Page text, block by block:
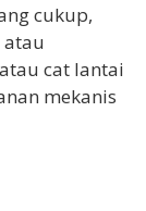
cukup,
cat lantai
mekanis